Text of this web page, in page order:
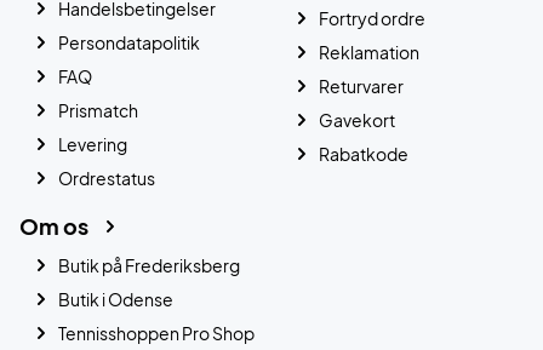
Handelsbetingelser
Persondatapolitik
FAQ
Prismatch
Levering
Ordrestatus
Fortryd ordre
Reklamation
Returvarer
Gavekort
Rabatkode
Om os
Butik på Frederiksberg
Butik i Odense
Tennisshoppen Pro Shop